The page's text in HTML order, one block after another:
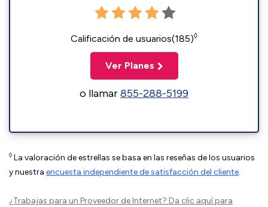
Calificación de usuarios(185)◊
Ver Planes
o llamar855-288-5199
◊ La valoración de estrellas se basa en las reseñas de los usuarios
y nuestra encuesta independiente de satisfacción del cliente.
¿Trabajas para un Proveedor de Internet? Da clic aquípara